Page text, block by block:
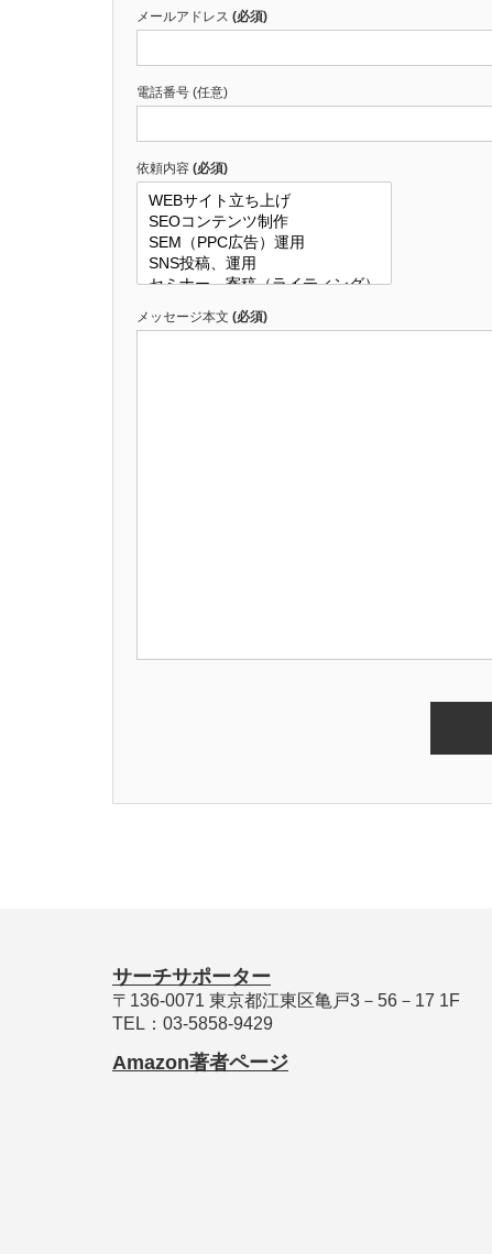
メールアドレス (必須)
電話番号 (任意)
依頼内容 (必須)
メッセージ本文 (必須)
サーチサポーター
〒136-0071 東京都江東区亀戸3－56－17 1F
TEL：03-5858-9429
Amazon著者ページ